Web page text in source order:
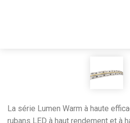
La série Lumen Warm à haute
rubans LED à haut rendement et à